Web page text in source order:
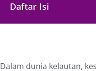
Daftar Isi
Dalam dunia kelautan,